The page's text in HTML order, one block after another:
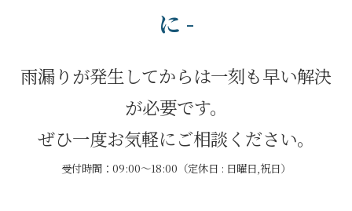
に -
雨漏りが発生してからは一刻も早い解決
が必要です。
ぜひ一度お気軽にご相談ください。
受付時間：09:00～18:00（定休日 : 日曜日,祝日）